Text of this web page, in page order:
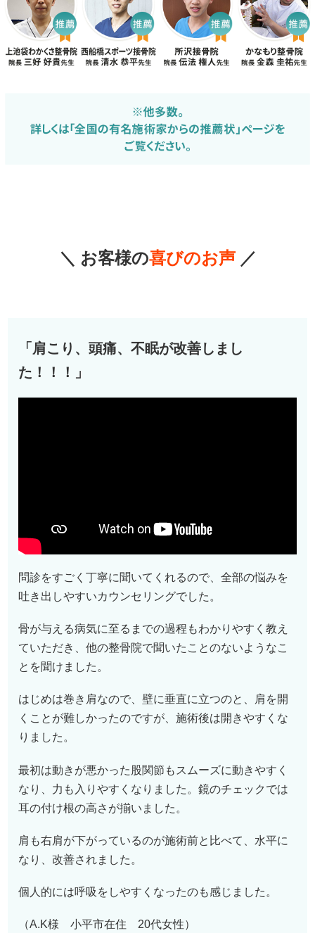
＼ お客様の喜びのお声 ／
「肩こり、頭痛、不眠が改善しまし
た！！！」
問診をすごく丁寧に聞いてくれるので、全部の悩みを
吐き出しやすいカウンセリングでした。
骨が与える病気に至るまでの過程もわかりやすく教え
ていただき、他の整骨院で聞いたことのないようなこ
とを聞けました。
はじめは巻き肩なので、壁に垂直に立つのと、肩を開
くことが難しかったのですが、施術後は開きやすくな
りました。
最初は動きが悪かった股関節もスムーズに動きやすく
なり、力も入りやすくなりました。鏡のチェックでは
耳の付け根の高さが揃いました。
肩も右肩が下がっているのが施術前と比べて、水平に
なり、改善されました。
個人的には呼吸をしやすくなったのも感じました。
（A.K様 小平市在住 20代女性）